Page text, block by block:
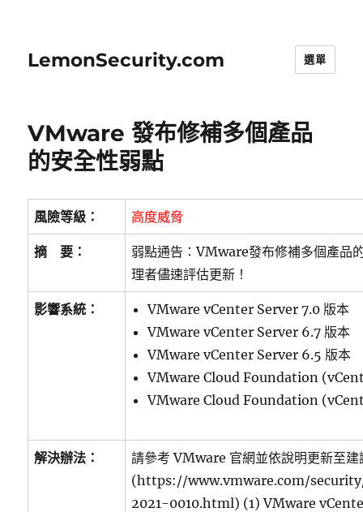
LemonSecurity.com 選單
VMware 發布修補多個產品
的安全性弱點
風險等級： 高度威脅
摘 要：
弱點通告：VMware發布修補多個產品
理者儘速評估更新！
影響系統：
VMware vCenter Server 7.0 版本
VMware vCenter Server 6.7 版本
VMware vCenter Server 6.5 版本
VMware Cloud Foundation
VMware Cloud Foundation
解決辦法：
請參考 VMware 官網並依說明更新至建
(https://www.vmware.com/
2021-0010.html) (1) VMware